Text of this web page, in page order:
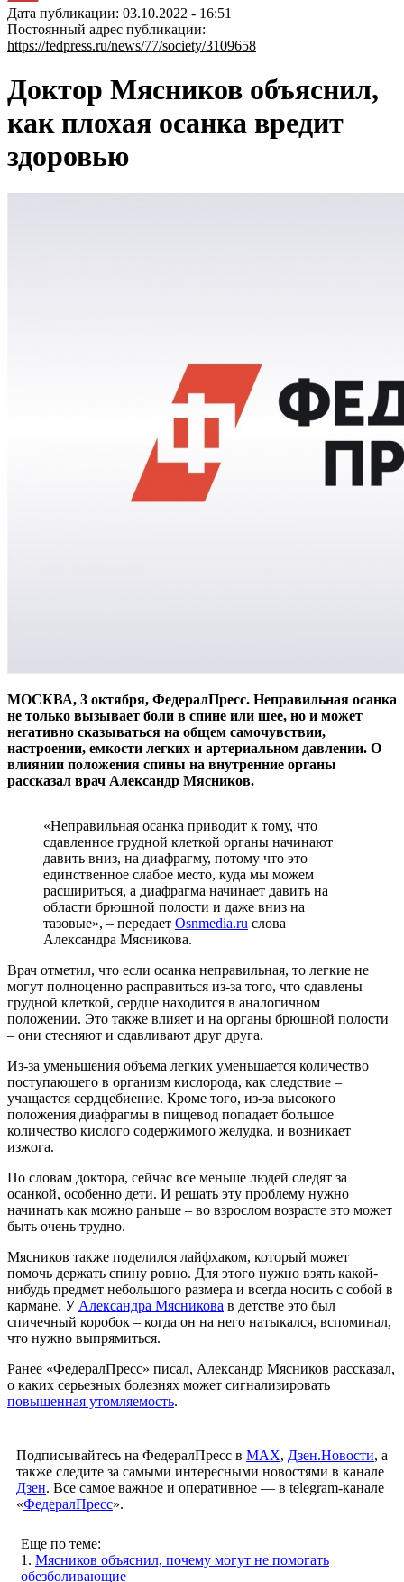
Дата публикации: 03.10.2022 - 16:51
Постоянный адрес публикации:
https://fedpress.ru/news/77/society/3109658
Доктор Мясников объяснил,
как плохая осанка вредит
здоровью
МОСКВА, 3 октября, ФедералПресс. Неправильная осанка
не только вызывает боли в спине или шее, но и может
негативно сказываться на общем самочувствии,
настроении, емкости легких и артериальном давлении. О
влиянии положения спины на внутренние органы
рассказал врач Александр Мясников.
«Неправильная осанка приводит к тому, что
сдавленное грудной клеткой органы начинают
давить вниз, на диафрагму, потому что это
единственное слабое место, куда мы можем
расшириться, а диафрагма начинает давить на
области брюшной полости и даже вниз на
тазовые», – передает Оsnmedia.ru слова
Александра Мясникова.
Врач отметил, что если осанка неправильная, то легкие не
могут полноценно расправиться из-за того, что сдавлены
грудной клеткой, сердце находится в аналогичном
положении. Это также влияет и на органы брюшной полости
– они стесняют и сдавливают друг друга.
Из-за уменьшения объема легких уменьшается количество
поступающего в организм кислорода, как следствие –
учащается сердцебиение. Кроме того, из-за высокого
положения диафрагмы в пищевод попадает большое
количество кислого содержимого желудка, и возникает
изжога.
По словам доктора, сейчас все меньше людей следят за
осанкой, особенно дети. И решать эту проблему нужно
начинать как можно раньше – во взрослом возрасте это может
быть очень трудно.
Мясников также поделился лайфхаком, который может
помочь держать спину ровно. Для этого нужно взять какой-
нибудь предмет небольшого размера и всегда носить с собой в
кармане. У Александра Мясникова в детстве это был
спичечный коробок – когда он на него натыкался, вспоминал,
что нужно выпрямиться.
Ранее «ФедералПресс» писал, Александр Мясников рассказал,
о каких серьезных болезнях может сигнализировать
повышенная утомляемость.
Подписывайтесь на ФедералПресс в МАХ, Дзен.Новости, а
также следите за самыми интересными новостями в канале
Дзен. Все самое важное и оперативное — в telegram-канале
«ФедералПресс».
Еще по теме:
1. Мясников объяснил, почему могут не помогать
обезболивающие